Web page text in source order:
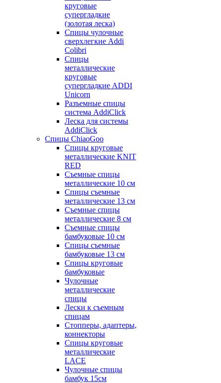
круговые
супергладкие
(золотая леска)
Спицы чулочные
сверхлегкие Addi
Colibri
Спицы
металлические
круговые
супергладкие ADDI
Unicorn
Разъемные спицы
система AddiClick
Леска для системы
AddiClick
Спицы ChiaoGoo
Спицы круговые
металлические KNIT
RED
Съемные спицы
металлические 10 см
Спицы съемные
металлические 13 см
Съемные спицы
металлические 8 см
Съемные спицы
бамбуковые 10 см
Спицы съемные
бамбуковые 13 см
Спицы круговые
бамбуковые
Чулочные
металлические
спицы
Лески к съемным
спицам
Стопперы, адаптеры,
коннекторы
Спицы круговые
металлические
LACE
Чулочные спицы
бамбук 15см